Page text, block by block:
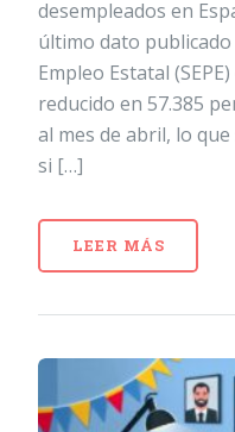
desempleados en
último dato
Empleo Estatal
reducido en 57.385
al mes de abril, lo
si […]
LEER MÁS